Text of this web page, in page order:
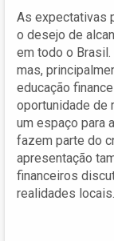
As expectativas
o desejo de
em todo o
mas,
educação
oportunidade de
um espaço para
fazem parte do
apresentação
financeiros
realidades locais.